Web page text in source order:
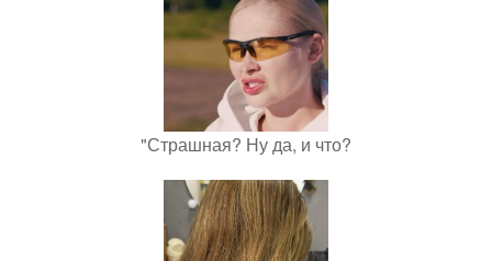
"Страшная? Ну да, и что?